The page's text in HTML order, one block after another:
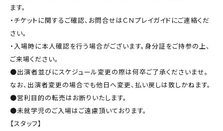
ます。
・チケットに関するご確認、お問合せはＣＮプレイガイドにご連絡くだ
さい。
・入場時に本人確認を行う場合がございます。身分証をご持参の上、
ご来場ください。
●出演者並びにスケジュール変更の際は何卒ご了承くださいませ。
なお、出演者変更の場合でも他日へ変更、払い戻しは致しかねます。
●営利目的の転売はお断りいたします。
●未就学児のご入場はご遠慮頂いております。
【スタッフ】